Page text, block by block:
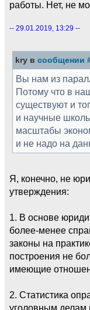
работы. Нет, не
-- 29.01.2019, 13:29 --
kry в сообщении
Вы нам из
Потому что в
существуют и
и научные
масштабы
и не надо на
Я, конечно, не
утверждения:
1. В основе
более-менее
законы на
построения не
имеющие
2. Статистика
уголовным делам